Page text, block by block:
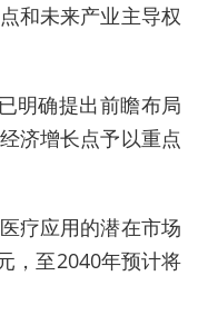
和未来产业主导权
明确提出前瞻布局
济增长点予以重点
疗应用的潜在市场
，至2040年预计将